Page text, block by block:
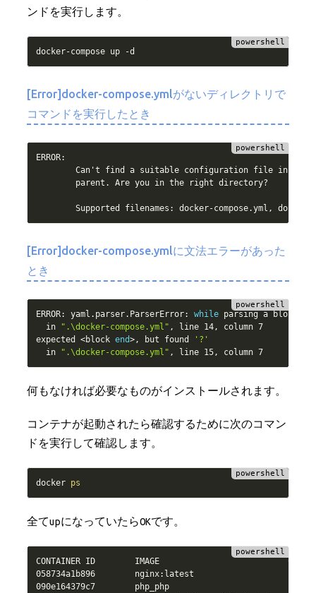
ンドを実行します。
docker-compose up -
[Error]docker-compose.ymlがないディレクトリで
コマンドを実行したとき
ERROR:
Can't find a suitable configuration file in this
        parent
. Are you in the right directory?
        Supported filenames: docker
-compose.yml , docker
[Error]docker-compose.ymlに文法エラーがあった
とき
ERROR: yaml . parser. ParserError: while parsing a block
  in
".\docker-compose.yml" , line 14,
column 7
expected <block end>, but found
'?'
  in
".\docker-compose.yml" , line 15,
何もなければ必要なものがインストールされます。
コンテナが起動されたら確認するために次のコマン
ドを実行して確認します。
docker ps
全てupになっていたらOKです。
CONTAINER ID        IMAGE
058734a1b896        nginx:latest
090e164379c7        php_php